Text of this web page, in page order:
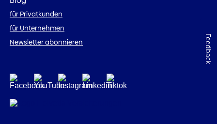
für Privatkunden
für Unternehmen
Newsletter abonnieren
Feedback